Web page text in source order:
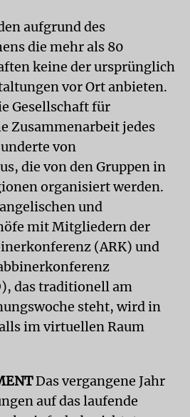
aufgrund des
die mehr als 80
keine der ursprünglich
vor Ort anbieten.
Gesellschaft für
Zusammenarbeit jedes
von
die von den Gruppen in
organisiert werden.
und
mit Mitgliedern der
(ARK) und
das traditionell am
steht, wird in
im virtuellen Raum
Das vergangene Jahr
auf das laufende